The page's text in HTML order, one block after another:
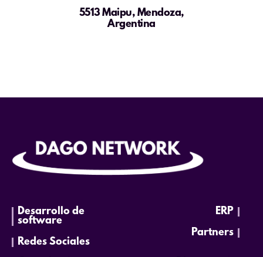
5513 Maipu, Mendoza,
Argentina
Desarrollo de
software
Redes Sociales
ERP
Partners